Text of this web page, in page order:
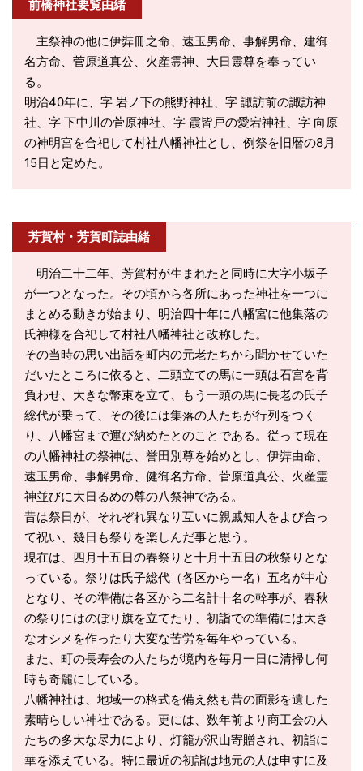
前橋神社要覧由緒
主祭神の他に伊弉冊之命、速玉男命、事解男命、建御
名方命、菅原道真公、火産霊神、大日靈尊を奉ってい
る。
明治40年に、字 岩ノ下の熊野神社、字 諏訪前の諏訪神
社、字 下中川の菅原神社、字 霞皆戸の愛宕神社、字 向原
の神明宮を合祀して村社八幡神社とし、例祭を旧暦の8月
15日と定めた。
芳賀村・芳賀町誌由緒
明治二十二年、芳賀村が生まれたと同時に大字小坂子
が一つとなった。その頃から各所にあった神社を一つに
まとめる動きが始まり、明治四十年に八幡宮に他集落の
氏神様を合祀して村社八幡神社と改称した。
その当時の思い出話を町内の元老たちから聞かせていた
だいたところに依ると、二頭立ての馬に一頭は石宮を背
負わせ、大きな幣束を立て、もう一頭の馬に長老の氏子
総代が乗って、その後には集落の人たちが行列をつく
り、八幡宮まで運び納めたとのことである。従って現在
の八幡神社の祭神は、誉田別尊を始めとし、伊弉由命、
速玉男命、事解男命、健御名方命、菅原道真公、火産霊
神並びに大日るめの尊の八祭神である。
昔は祭日が、それぞれ異なり互いに親戚知人をよび合っ
て祝い、幾日も祭りを楽しんだ事と思う。
現在は、四月十五日の春祭りと十月十五日の秋祭りとな
っている。祭りは氏子総代（各区から一名）五名が中心
となり、その準備は各区から二名計十名の幹事が、春秋
の祭りにはのぼり旗を立てたり、初詣での準備には大き
なオシメを作ったり大変な苦労を毎年やっている。
また、町の長寿会の人たちが境内を毎月一日に清掃し何
時も奇麗にしている。
八幡神社は、地域一の格式を備え然も昔の面影を遺した
素晴らしい神社である。更には、数年前より商工会の人
たちの多大な尽力により、灯籠が沢山寄贈され、初詣に
華を添えている。特に最近の初詣は地元の人は申すに及